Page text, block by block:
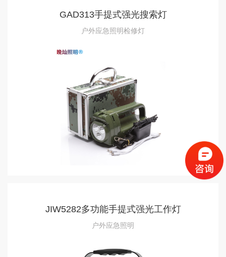
GAD313手提式强光搜索灯
户外应急照明检修灯
JIW5282多功能手提式强光工作灯
户外应急照明